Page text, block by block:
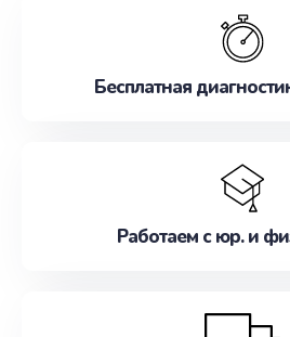
наилучшим образом. Не
Бесплатная
Работаем с юр. и